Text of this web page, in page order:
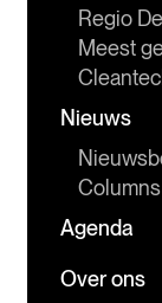
Regio
Meest
Nieuws
Columns
Agenda
Over ons